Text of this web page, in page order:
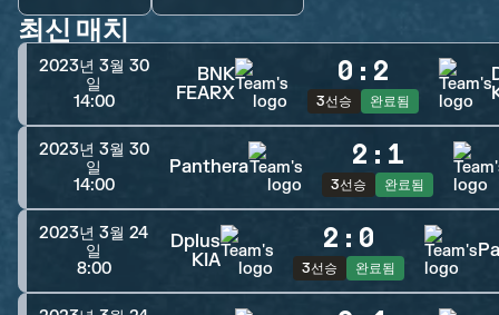
최신 매치
2023년 3월 30
일
14:00
BNK
FEARX
0 : 2
3선승 완료됨
2023년 3월 30
일
14:00
Panthera 2 : 1
3선승 완료됨
2023년 3월 24
일
8:00
Dplus
KIA
2 : 0
3선승 완료됨